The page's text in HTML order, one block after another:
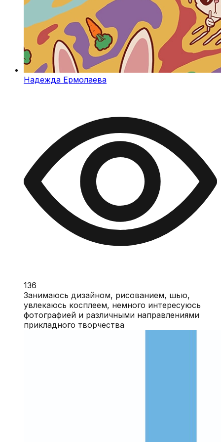
Надежда Ермолаева
136
Занимаюсь дизайном, рисованием, шью,
увлекаюсь косплеем, немного интересуюсь
фотографией и различными направлениями
прикладного творчества